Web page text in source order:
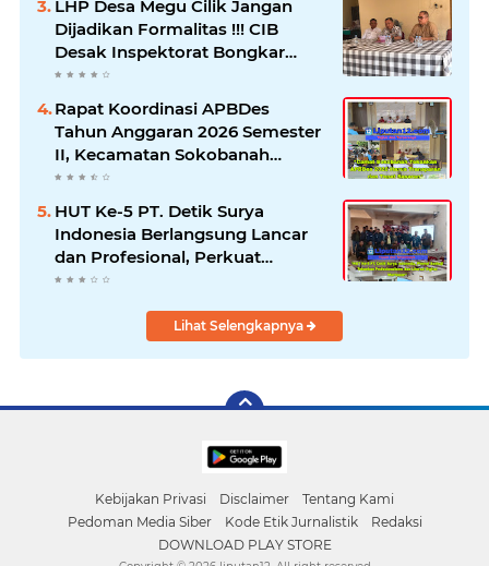
LHP Desa Megu Cilik Jangan
Dijadikan Formalitas !!! CIB
Desak Inspektorat Bongkar
Seluruh Fakta dan Hentikan
Dugaan Permainan Oknum
Rapat Koordinasi APBDes
Tahun Anggaran 2026 Semester
II, Kecamatan Sokobanah
Libatkan 12 Desa
HUT Ke-5 PT. Detik Surya
Indonesia Berlangsung Lancar
dan Profesional, Perkuat
Kompetensi Wartawan
Lihat Selengkapnya
Kebijakan Privasi Disclaimer
Tentang Kami
Pedoman Media Siber
Kode Etik Jurnalistik
Redaksi
DOWNLOAD PLAY STORE